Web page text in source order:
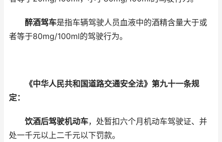
醉酒驾车是指车辆驾驶人员血液中的酒精含量大于或
者等于80mg/100ml的驾驶行为。
《中华人民共和国道路交通安全法》第九十一条规
定：
饮酒后驾驶机动车，处暂扣六个月机动车驾驶证、并
处一千元以上二千元以下罚款。